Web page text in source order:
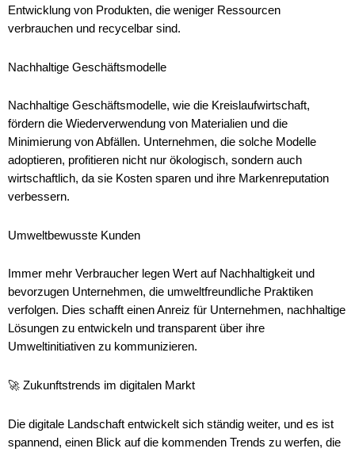
Entwicklung von Produkten, die weniger Ressourcen
verbrauchen und recycelbar sind.
Nachhaltige Geschäftsmodelle
Nachhaltige Geschäftsmodelle, wie die Kreislaufwirtschaft,
fördern die Wiederverwendung von Materialien und die
Minimierung von Abfällen. Unternehmen, die solche Modelle
adoptieren, profitieren nicht nur ökologisch, sondern auch
wirtschaftlich, da sie Kosten sparen und ihre Markenreputation
verbessern.
Umweltbewusste Kunden
Immer mehr Verbraucher legen Wert auf Nachhaltigkeit und
bevorzugen Unternehmen, die umweltfreundliche Praktiken
verfolgen. Dies schafft einen Anreiz für Unternehmen, nachhaltige
Lösungen zu entwickeln und transparent über ihre
Umweltinitiativen zu kommunizieren.
🚀 Zukunftstrends im digitalen Markt
Die digitale Landschaft entwickelt sich ständig weiter, und es ist
spannend, einen Blick auf die kommenden Trends zu werfen, die